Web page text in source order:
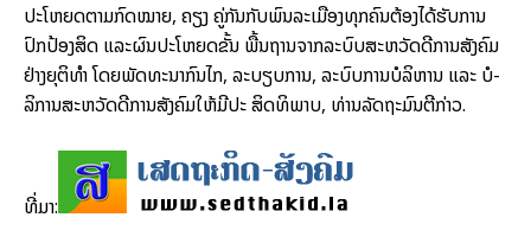
ປະ­ໂຫຍດ​ຕາມ​ກົດ­ໝາຍ, ຄຽງ ຄູ່​ກັນ​ກັບ​ພົນ­ລະ­ເມືອງ​ທຸກ​ຄົນ​ຕ້ອງ​ໄດ້​ຮັບ​ການ​
ປົກ​ປ້ອງ​ສິດ ແລະ​ຜົນ​ປະ­ໂຫຍດ​ຂັ້ນ ພື້ນ­ຖານ​ຈາກ​ລະ­ບົບ​ສະ­ຫວັດ­ດີ​ການ​ສັງ­ຄົມ​
ຢ່າງ​ຍຸ­ຕິ​ທຳ ໂດຍ​ພັດ­ທະ­ນາ​ກົນ​ໄກ, ລະ­ບຽບ​ການ, ລະ­ບົບ​ການ​ບໍ­ລິ­ຫານ ແລະ ບໍ­
ລິ­ການ​ສະ­ຫວັດ­ດີ​ການ​ສັງ­ຄົມ​ໃຫ້​ມີ​ປະ ສິດ­ທິ​ພາບ, ທ່ານ​ລັດ­ຖະ­ມົນ­ຕີ​ກ່າວ.
ທີ່ມາ: